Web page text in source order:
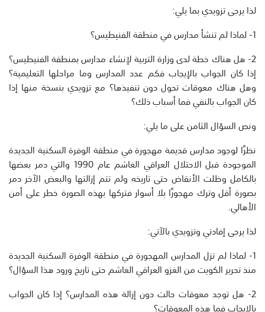
لذا يرجى تزويدي بما يلي:
1- لماذا لم تنشأ مدارس في منطقة الفنيطيس؟
2- هل هناك خطة لدى وزارة التربية لإنشاء مدارس بمنطقة الفنيطيس؟
إذا كان الجواب بالإيجاب فكم عدد المدارس وما مراحلها التعليمية؟
وهل هناك معوقات تحول دون تنفيذها؟ مع تزويدي بنسخة منها إذا
كان الجواب بالنفي فما أسباب ذلك؟
ونص السؤال الثامن على ما يلي:
نظرًا لوجود مدارس قديمة مهجورة في منطقة الوفرة السكنية الجديدة
الموجودة قبل الاحتلال العراقي الغاشم عام 1990 والتي دمر بعضها
بالكامل وظلت الأنقاض حتى تاريخه ولم تتم إزالتها والبعض الآخر دمر
بصورة أقل وترك مهجورًا بلا أسوار فتركها بهذه الصورة خطر على أمن
الأهالي.
لذا يرجى إفادتي وتزويدي بالآتي:
1- لماذا لم تزل المدارس المهجورة في منطقة الوفرة السكنية الجديدة
منذ تحرير الكويت من الغزو العراقي الغاشم حتى تاريخ ورود هذا السؤال؟
2- هل توجد معوقات حالت دون إزالة هذه المدارس؟ إذا كان الجواب
بالإيجاب فما هذه المعوقات؟